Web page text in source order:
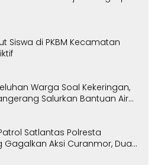
Siswa di PKBM Kecamatan
Warga Soal Kekeringan,
Salurkan Bantuan Air
Satlantas Polresta
Gagalkan Aksi Curanmor, Dua